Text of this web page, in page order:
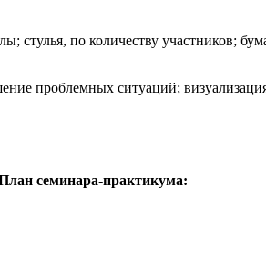
стулья, по количеству участников;
проблемных ситуаций;
семинара-практикума: